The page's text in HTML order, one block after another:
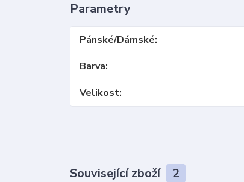
Parametry
Pánské/Dámské
Barva
Velikost
Související zboží 2